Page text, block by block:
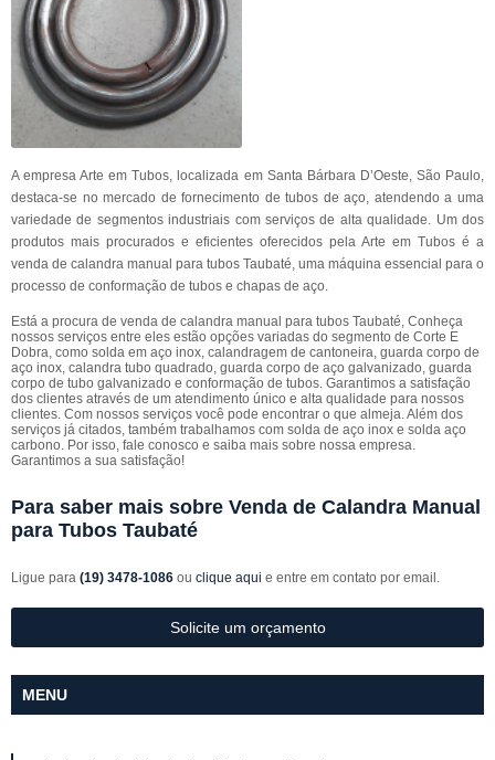
A empresa Arte em Tubos, localizada em Santa Bárbara D’Oeste, São Paulo,
destaca-se no mercado de fornecimento de tubos de aço, atendendo a uma
variedade de segmentos industriais com serviços de alta qualidade. Um dos
produtos mais procurados e eficientes oferecidos pela Arte em Tubos é a
venda de calandra manual para tubos Taubaté, uma máquina essencial para o
processo de conformação de tubos e chapas de aço.
Está a procura de venda de calandra manual para tubos Taubaté, Conheça
nossos serviços entre eles estão opções variadas do segmento de Corte E
Dobra, como solda em aço inox, calandragem de cantoneira, guarda corpo de
aço inox, calandra tubo quadrado, guarda corpo de aço galvanizado, guarda
corpo de tubo galvanizado e conformação de tubos. Garantimos a satisfação
dos clientes através de um atendimento único e alta qualidade para nossos
clientes. Com nossos serviços você pode encontrar o que almeja. Além dos
serviços já citados, também trabalhamos com solda de aço inox e solda aço
carbono. Por isso, fale conosco e saiba mais sobre nossa empresa.
Garantimos a sua satisfação!
Para saber mais sobre Venda de Calandra Manual
para Tubos Taubaté
Ligue para (19) 3478-1086 ou clique aqui e entre em contato por email.
Solicite um orçamento
MENU